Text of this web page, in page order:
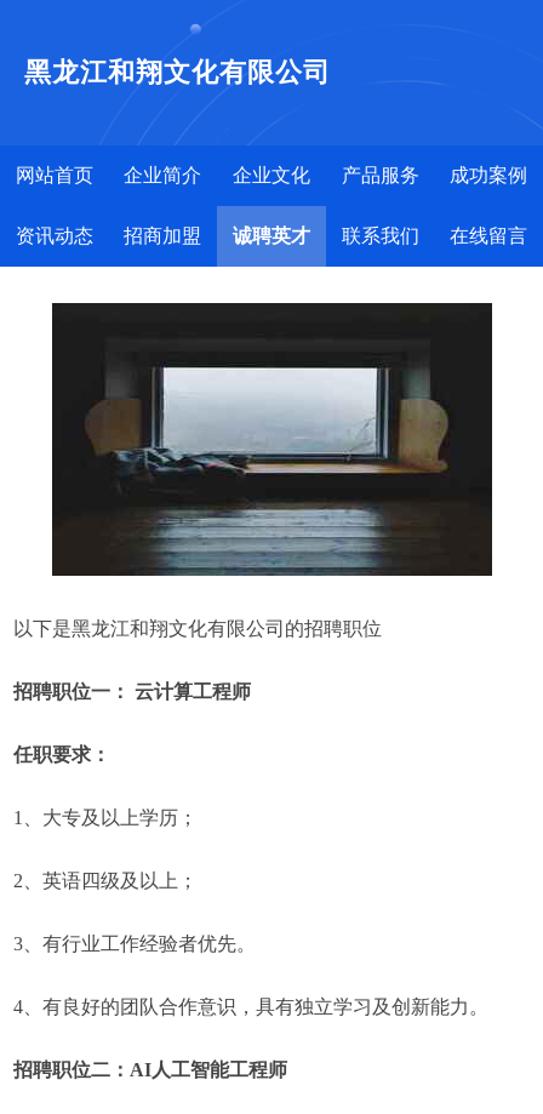
黑龙江和翔文化有限公司
网站首页 企业简介 企业文化 产品服务 成功案例
资讯动态 招商加盟 诚聘英才 联系我们 在线留言
以下是黑龙江和翔文化有限公司的招聘职位
招聘职位一： 云计算工程师
任职要求：
1、大专及以上学历；
2、英语四级及以上；
3、有行业工作经验者优先。
4、有良好的团队合作意识，具有独立学习及创新能力。
招聘职位二：AI人工智能工程师